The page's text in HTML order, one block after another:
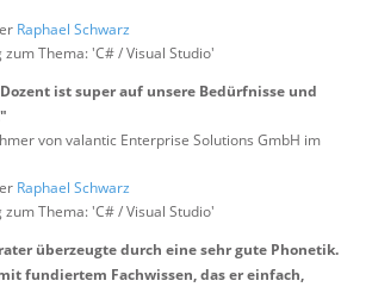
Raphael Schwarz
Thema: 'C# / Visual Studio'
ist super auf unsere Bedürfnisse und
von valantic Enterprise Solutions GmbH im
Raphael Schwarz
Thema: 'C# / Visual Studio'
überzeugte durch eine sehr gute Phonetik.
fundiertem Fachwissen, das er einfach,